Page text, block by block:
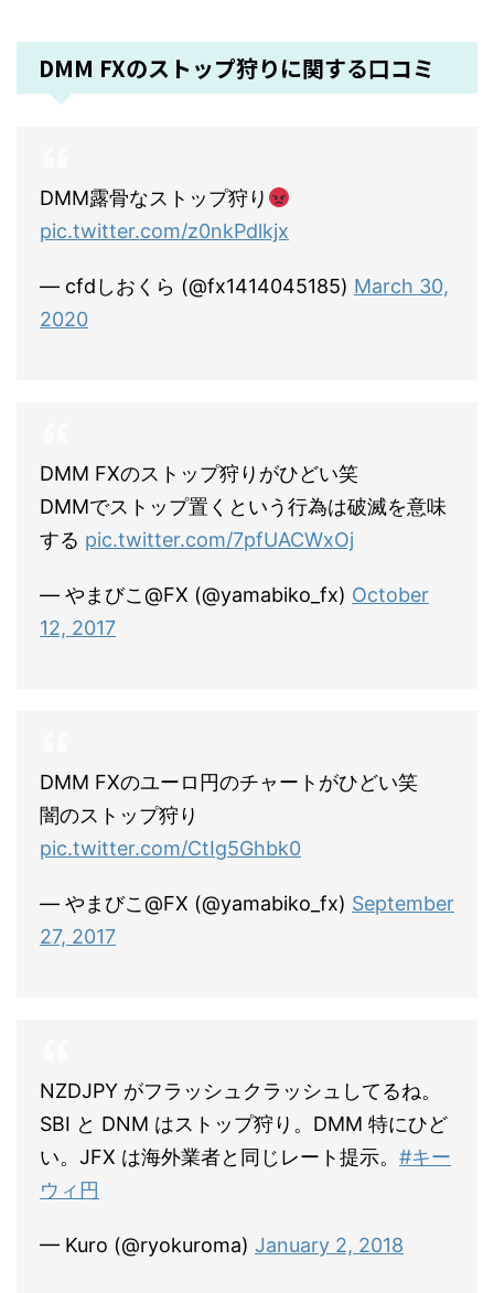
DMM FXのストップ狩りに関する口コミ
DMM露骨なストップ狩り
pic.twitter.com/z0nkPdlkjx
— cfdしおくら (@fx1414045185) March 30,
2020
DMM FXのストップ狩りがひどい笑
DMMでストップ置くという行為は破滅を意味
する pic.twitter.com/7pfUACWxOj
— やまびこ@FX (@yamabiko_fx) October
12, 2017
DMM FXのユーロ円のチャートがひどい笑
闇のストップ狩り
pic.twitter.com/CtIg5Ghbk0
— やまびこ@FX (@yamabiko_fx) September
27, 2017
NZDJPY がフラッシュクラッシュしてるね。
SBI と DNM はストップ狩り。DMM 特にひど
い。JFX は海外業者と同じレート提示。 #キー
ウィ円
— Kuro (@ryokuroma) January 2, 2018